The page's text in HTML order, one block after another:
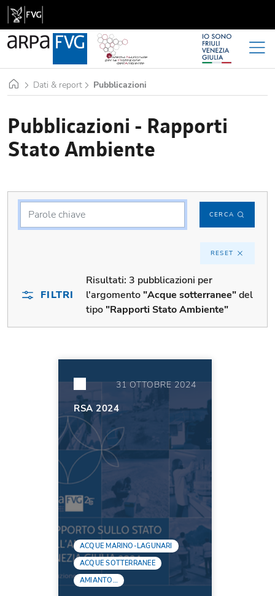
HomeDati & report Pubblicazioni
Pubblicazioni - Rapporti
Stato Ambiente
CERCA
RESET
FILTRI
Risultati: 3 pubblicazioni per
l'argomento"Acque sotterranee"del
tipo"Rapporti Stato Ambiente"
31 OTTOBRE 2024
RSA 2024
ACQUE MARINO-LAGUNARI
ACQUE SOTTERRANEE
AMIANTO…